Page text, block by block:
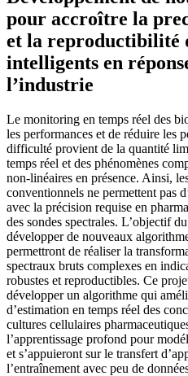
pour accroître la
et la reproductibilité
intelligents en
l’industrie
Le monitoring en temps réel des
les performances et de réduire les
difficulté provient de la quantité
temps réel et des phénomènes
non-linéaires en présence. Ainsi,
conventionnels ne permettent pas
avec la précision requise en
des sondes spectrales. L’objectif
développer de nouveaux
permettront de réaliser la
spectraux bruts complexes en
robustes et reproductibles. Ce
développer un algorithme qui
d’estimation en temps réel des
cultures cellulaires
l’apprentissage profond pour
et s’appuieront sur le transfert
l’entraînement avec peu de